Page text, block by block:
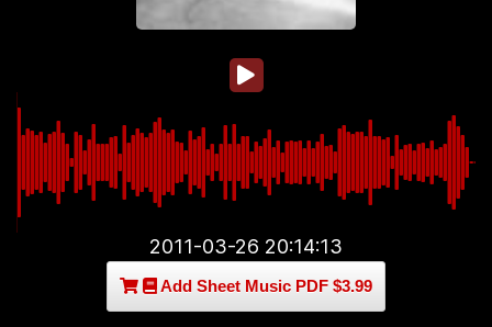
2011-03-26 20:14:13
Add Sheet Music PDF $3.99